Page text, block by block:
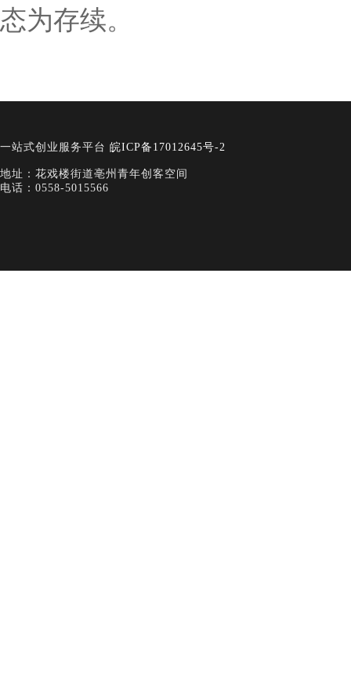
态为存续。
一站式创业服务平台 皖ICP备17012645号-2
地址：花戏楼街道亳州青年创客空间
电话：0558-5015566